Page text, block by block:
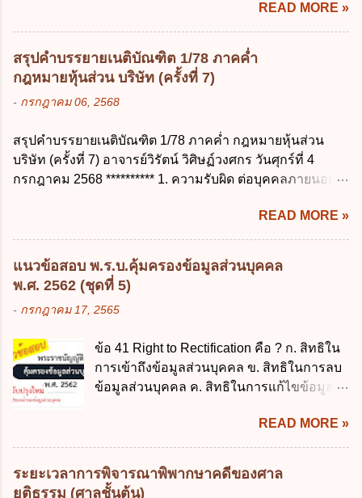
บัญญัติเงินคงคลัง พ.ศ. 2491 ง. ระเบียบ
กระทรวงการคลัง ว่าด้วยการเบิกเงินจากคลัง
การรับเงิน การจ่ายเงิน การเก็บรักษาเงิน และ
การนำเงินส่งคลัง พ.ศ. 2562 ข้อ 3 ส่วน
สำรองจ่ายได้แห่งละไม่เกินเท่าใร ก. 100,000
บาท ข. 50,000 บาท ค. 30,000 บาท ง. 10,000
บาท ข้อ 4 ดอกเบี้ยที่เกิดจากการนำเงินทดรอง
ปฏิบัติการวิจัย หรือดูงาน ข้อ 12 ข้อใด ไม่ ถูก
ต้องเกี่ยวกับการลาไปช่วยเหลือภริยาที่คลอด
บุตร ก. ต้องเป็นภริยาโดยชอบด้วยกฎหมาย ข.
ลาได้เพียงครั้งเดียว ค. ต้องลาภายใน 90 วัน
นับแต่วันที่คลอดบุตร ง. ลาได้ครั้งหนึ่งติดต่อ
กันไม่เกิน 15 วันทำการ ข้อ 13 สิทธิลากิจส่วน
เกิน 90 วัน ข. ลาต่อเนื่องจากการคลอดบุตรได้
ไม่เกิน 90 วันทำการ ค. ลาได้ไม่เกิน 120 วัน
ง. ลาต่อเนื่องจากการคลอดบุตรได้ไม่เกิน 150
รัฐมนตรี ว่าด้วยการลาของข้าราชการ พ.ศ.
2555 กำหนดให้ข้าราชการที่รับราชการติดต่อ
กันมาแล้วไม่น้อยกว่า 10 ปี มีสิทธินำวันลาพัก
ผ่อนสะสมรวมกับวันลาพักผ่อนในปีปัจจุบันได้
15 การลาติดตามคู่สมรส ต้องมีระยะเวลาไม่
เกินกำหนดในข้อใดเพื่อมิให้มีผลเป็นการลา
ออกจากราชการ ก. ไม่เกิน 2 ปี ข. ไม่เกิน 3...
READ MORE »
สรุปคำบรรยายเนติบัณฑิต 1/78 ภาคค่ำ
กฎหมายหุ้นส่วน บริษัท (ครั้งที่ 7)
- กรกฎาคม 06, 2568
สรุปคำบรรยายเนติบัณฑิต 1/78 ภาคค่ำ กฎหมายหุ้นส่วน
บริษัท (ครั้งที่ 7) อาจารย์วิรัตน์ วิศิษฏ์วงศกร วันศุกร์ที่ 4
กรกฎาคม 2568 ********** 1. ความรับผิด ต่อบุคคลภายนอก
คนใดคนหนึ่งได้จัดทำไปในทางที่เป็น ธรรมดาการค้าขาย
ของห้างหุ้นส่วน ม.1050 , 1025 โดยพิจารณาตามสภาพแห่ง
กิจการ การงานของห้าง และประเพณีทางการค้า -หุ้นส่วน
ต้องจัดการในนามของห้าง ไม่ว่าจะมีมูลเหตุจูงใจเพราะทุจริต
หรือมีอำนาจจัดการหรือไม่ก็ตาม จึงเป็นไปตามหลักกฎหมาย
ปิดปากหุ้นส่วนคนอื่น และหลักลูกหนี้ร่วมตามม.291 เพื่อ
เกิดมูลหนี้ใดก็ตาม รวมถึงมูลละเมิด 1.1) กรณีห้างหุ้นส่วน
สามัญจดทะเบียน เมื่อห้าง ผิดนัด ชำระหนี้ เจ้าหนี้ของห้างฯ
ชอบที่จะเรียกให้ชำระหนี้เอาแต่ผู้เป็นหุ้นส่วนคนใคคนหนึ่ง
ห้างยังมีพอที่จะชำระหนี้ได้ และการที่จะบังคับเอาแก่ห้างนั้น
ไม่เป็นการยาก ซึ่งแล้วแต่ศาลจะเห็นสมควร ม.1071 (ต่างกับ
กรณีค้ำประกัน ม.689 ศาลใช้ดุลพินิจไม่ได้) 1.2) กรณีห้างหุ้น
ส่วน...
READ MORE »
แนวข้อสอบ พ.ร.บ.คุ้มครองข้อมูลส่วนบุคคล
พ.ศ. 2562 (ชุดที่ 5)
- กรกฎาคม 17, 2565
ข้อ 41 Right to Rectification คือ ? ก. สิทธิใน
การเข้าถึงข้อมูลส่วนบุคคล ข. สิทธิในการลบ
ข้อมูลส่วนบุคคล ค. สิทธิในการแก้ไขข้อมูล
การประมวลผลข้อมูลส่วนบุคคล ข้อ 42 ผู้
ควบคุมข้อมูลส่วนบุคคลต้องแก้ไขข้อมูลส่วน
บุคคลตามหลักการข้อใด ก. ถูกต้อง เป็น
ปัจจุบัน ข. สมบูรณ์ ค. ไม่ก่อให้เกิดความ
READ MORE »
ระยะเวลาการพิจารณาพิพากษาคดีของศาล
ยุติธรรม (ศาลชั้นต้น)